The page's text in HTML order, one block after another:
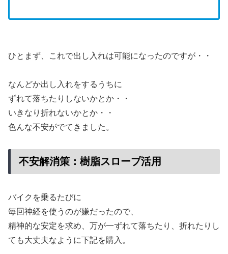
ひとまず、これで出し入れは可能になったのですが・・
なんどか出し入れをするうちに
ずれて落ちたりしないかとか・・
いきなり折れないかとか・・
色んな不安がでてきました。
不安解消策：樹脂スロープ活用
バイクを乗るたびに
毎回神経を使うのが嫌だったので、
精神的な安定を求め、万が一ずれて落ちたり、折れたりし
ても大丈夫なように下記を購入。